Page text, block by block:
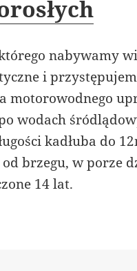
nabywamy
i
motorowodnego
wodach
kadłuba do
brzegu, w porze
14 lat.